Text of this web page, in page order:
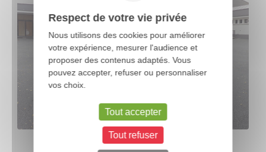
Respect de votre vie privée
Nous utilisons des cookies pour améliorer
votre expérience, mesurer l'audience et
proposer des contenus adaptés. Vous
pouvez accepter, refuser ou personnaliser
vos choix.
Tout accepter
Tout refuser